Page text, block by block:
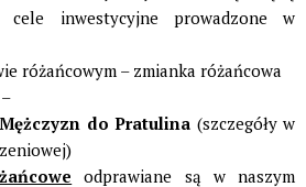
cele inwestycyjne prowadzone w
różańcowym – zmianka różańcowa
do Pratulina (szczegóły w
odprawiane są w naszym